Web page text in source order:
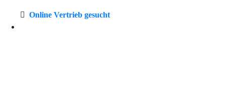
Online Vertrieb gesucht